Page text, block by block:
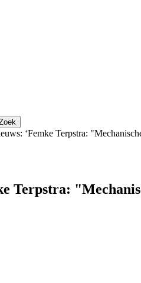
‘Femke Terpstra:
Terpstra: